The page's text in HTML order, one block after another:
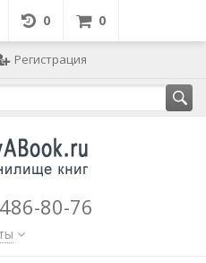
0 0
Регистрация
80-76